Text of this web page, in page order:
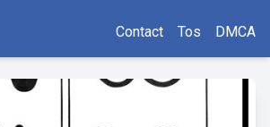
Contact Tos DMCA